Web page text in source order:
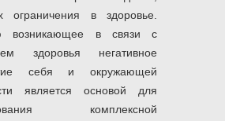
ограничения в здоровье.
возникающее в связи с
здоровья негативное
себя и окружающей
является основой для
комплексной